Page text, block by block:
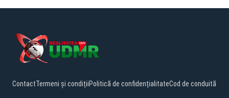
ContactTermeni și condițiiPolitică de confidențialitateCod de conduită